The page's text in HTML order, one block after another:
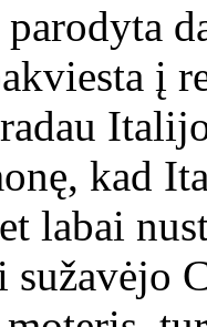
parodyta
į
kad
labai